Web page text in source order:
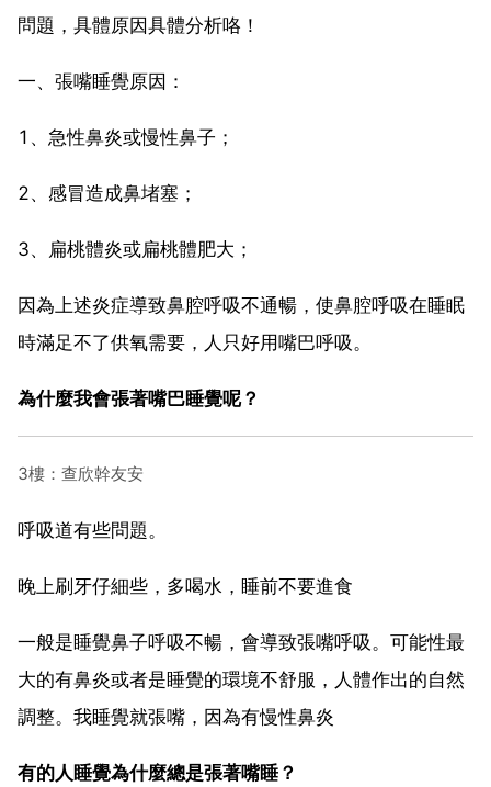
問題，具體原因具體分析咯！
一、張嘴睡覺原因：
1、急性鼻炎或慢性鼻子；
2、感冒造成鼻堵塞；
3、扁桃體炎或扁桃體肥大；
因為上述炎症導致鼻腔呼吸不通暢，使鼻腔呼吸在睡眠
時滿足不了供氧需要，人只好用嘴巴呼吸。
為什麼我會張著嘴巴睡覺呢？
3樓：查欣幹友安
呼吸道有些問題。
晚上刷牙仔細些，多喝水，睡前不要進食
一般是睡覺鼻子呼吸不暢，會導致張嘴呼吸。可能性最
大的有鼻炎或者是睡覺的環境不舒服，人體作出的自然
調整。我睡覺就張嘴，因為有慢性鼻炎
有的人睡覺為什麼總是張著嘴睡？